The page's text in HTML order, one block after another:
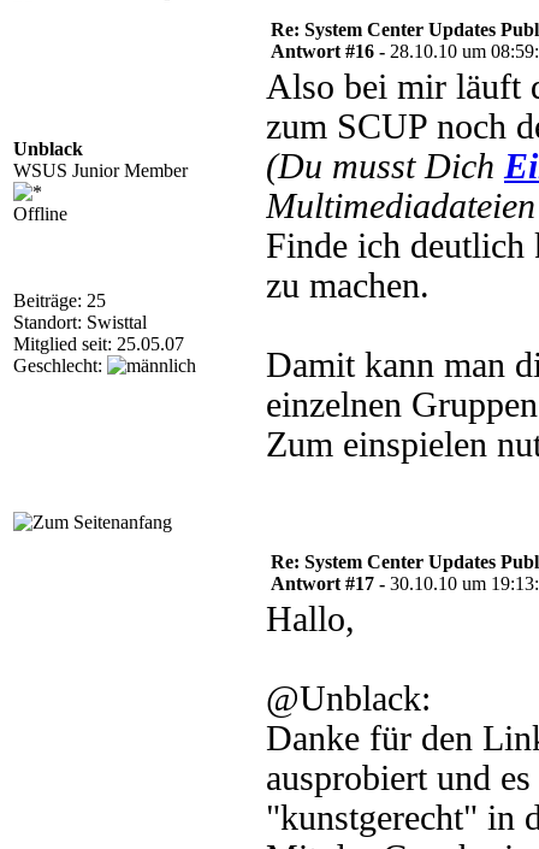
Unblack
WSUS Junior Member
Offline
Beiträge: 25
Standort: Swisttal
Mitglied seit: 25.05.07
Geschlecht:
Re: System Center Updates
Antwort #16 - 28.10.10 um
Also bei mir läuft
zum SCUP noch
(Du musst Dich
Finde ich deutlich
zu machen.
Damit kann man
einzelnen
Zum einspielen
Re: System Center Updates
Antwort #17 - 30.10.10 um
Hallo,
@Unblack:
Danke für den
ausprobiert und
"kunstgerecht" in